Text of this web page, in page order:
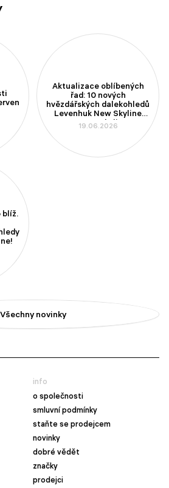
Aktualizace oblíbených
řad: 10 nových
hvězdářských dalekohledů
Levenhuk New Skyline
PLUS a New Skyline PRO
19.06.2026
blíž.
Všechny novinky
info
o společnosti
smluvní podmínky
staňte se prodejcem
novinky
dobré vědět
značky
prodejci